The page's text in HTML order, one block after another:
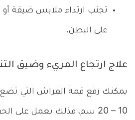
تجنب ارتداء ملابس ضيقة
على البطن.
علاج ارتجاع المريء وضيق
يمكنك رفع قمة الفراش التي
10 – 20 سم، فذلك يعمل على